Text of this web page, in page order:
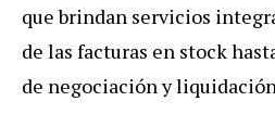
que brindan servicios
de las facturas en stock
de negociación y